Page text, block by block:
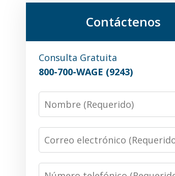
Contáctenos
Consulta Gratuita
800-700-WAGE (9243)
Nombre
Correo
electrónico
Número